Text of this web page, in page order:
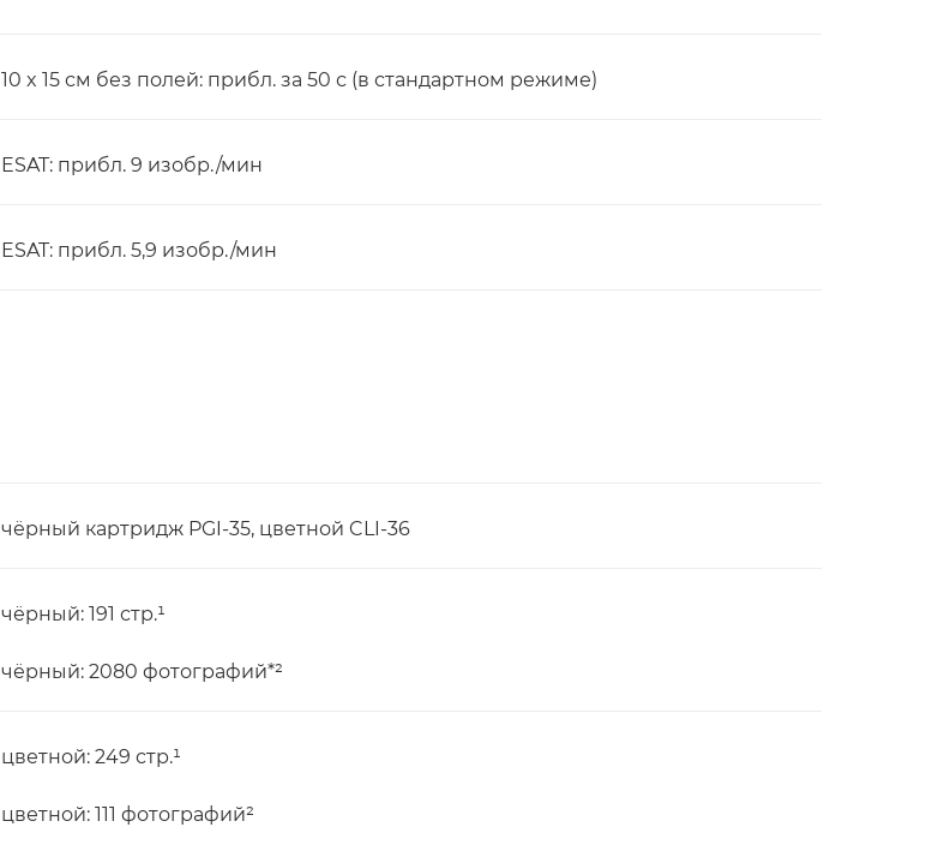
10 x 15 см без полей: прибл. за 50 с (в стандартном режиме)
ESAT: прибл. 9 изобр./мин
ESAT: прибл. 5,9 изобр./мин
чёрный картридж PGI-35, цветной CLI-36
чёрный: 191 стр.¹
чёрный: 2080 фотографий*²
цветной: 249 стр.¹
цветной: 111 фотографий²